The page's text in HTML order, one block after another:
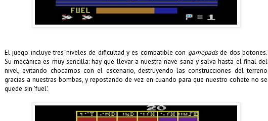
El juego incluye tres niveles de dificultad y es compatible con gamepadsde dos botones.
Su mecánica es muy sencilla: hay que llevar a nuestra nave sana y salva hasta el final del
nivel, evitando chocarnos con el escenario, destruyendo las construcciones del terreno
gracias a nuestras bombas, y repostando de vez en cuando para que nuestro cohete no se
quede sin 'fuel'.